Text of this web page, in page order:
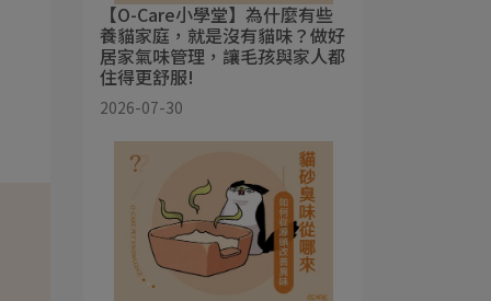
【O-Care小學堂】為什麼有些
養貓家庭，就是沒有貓味？做好
居家氣味管理，讓毛孩與家人都
住得更舒服!
2026-07-30